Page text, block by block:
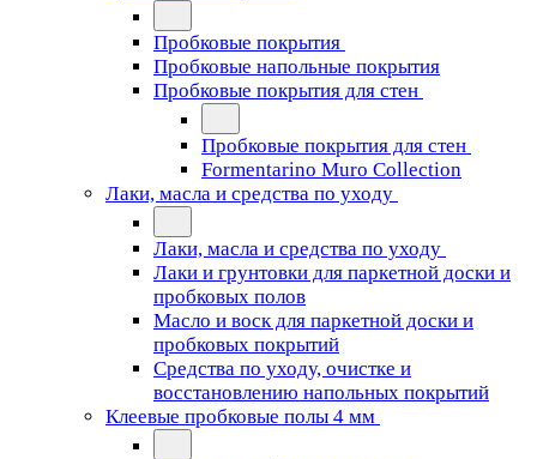
Пробковые покрытия
Пробковые напольные покрытия
Пробковые покрытия для стен
Пробковые покрытия для стен
Formentarino Muro Collection
Лаки, масла и средства по уходу
Лаки, масла и средства по уходу
Лаки и грунтовки для паркетной доски и
пробковых полов
Масло и воск для паркетной доски и
пробковых покрытий
Средства по уходу, очистке и
восстановлению напольных покрытий
Клеевые пробковые полы 4 мм